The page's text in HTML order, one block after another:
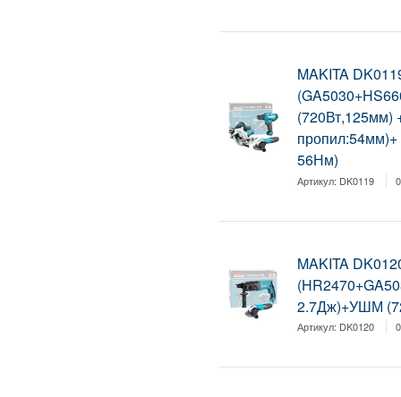
MAKITA
(720Вт,125мм)
56Нм)
Артикул: DK0119
MAKITA
2.7Дж)+УШМ
Артикул: DK0120